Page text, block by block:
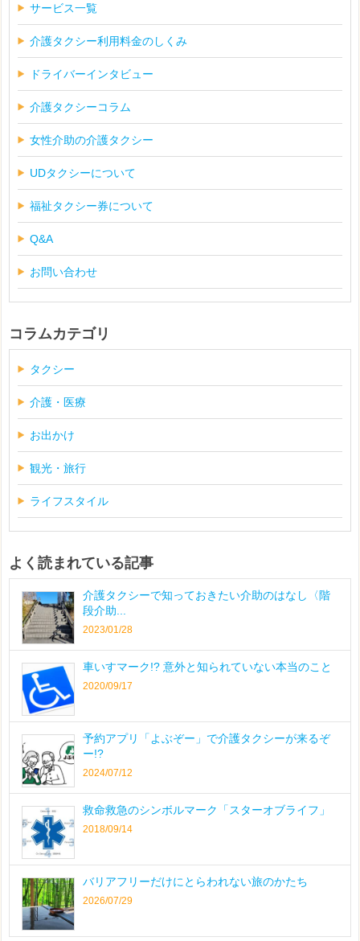
サービス一覧
介護タクシー利用料金のしくみ
ドライバーインタビュー
介護タクシーコラム
女性介助の介護タクシー
UDタクシーについて
福祉タクシー券について
Q&A
お問い合わせ
コラムカテゴリ
タクシー
介護・医療
お出かけ
観光・旅行
ライフスタイル
よく読まれている記事
介護タクシーで知っておきたい介助のはなし〈階
段介助...
2023/01/28
車いすマーク!? 意外と知られていない本当のこと
2020/09/17
予約アプリ「よぶぞー」で介護タクシーが来るぞ
ー!?
2024/07/12
救命救急のシンボルマーク「スターオブライフ」
2018/09/14
バリアフリーだけにとらわれない旅のかたち
2026/07/29